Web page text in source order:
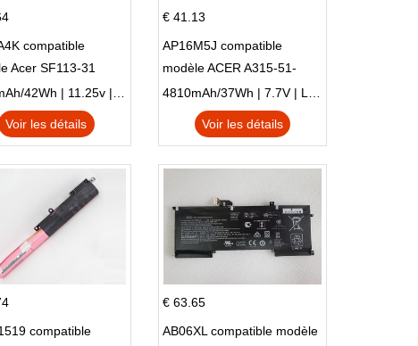
compatible
Acer SF113-31
NE132
Voir les détails
€ 41.13
AP16M5J compatible
modèle ACER A315-51-
51SL N17Q1 SERIES
Voir les détails
compatible
€ 63.65
AB06XL compatible modèle